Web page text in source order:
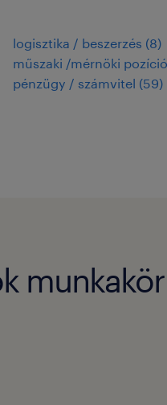
logisztika / beszerzés (8)
műszaki /mérnöki
pénzügy / számvitel (59)